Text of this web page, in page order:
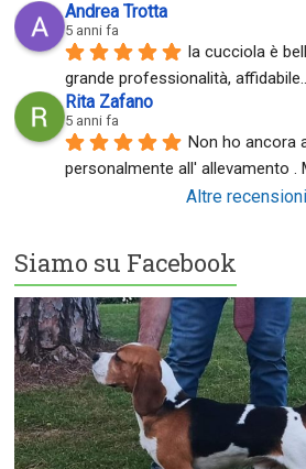
Andrea Trotta
5 anni fa
la cucciola è
grande professionalità, affidabile
Rita Zafano
5 anni fa
Non ho ancora
personalmente all' allevamento .
Altre recensioni
Siamo su Facebook